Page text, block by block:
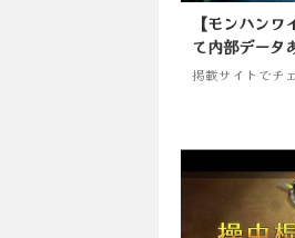
【モンハン
て内部データ
掲載サイトでチ